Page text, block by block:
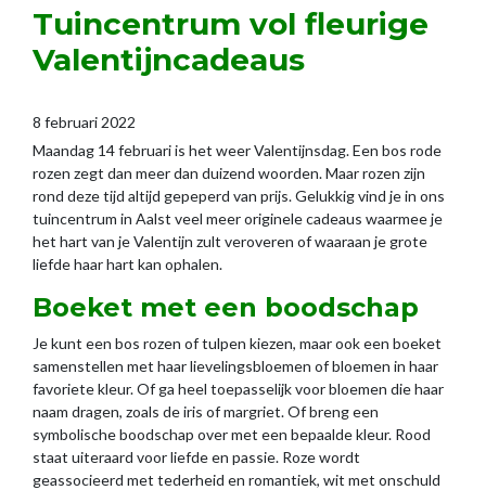
Tuincentrum vol fleurige
Valentijncadeaus
8 februari 2022
Maandag 14 februari is het weer Valentijnsdag. Een bos rode
rozen zegt dan meer dan duizend woorden. Maar rozen zijn
rond deze tijd altijd gepeperd van prijs. Gelukkig vind je in ons
tuincentrum in Aalst veel meer originele cadeaus waarmee je
het hart van je Valentijn zult veroveren of waaraan je grote
liefde haar hart kan ophalen.
Boeket met een boodschap
Je kunt een bos rozen of tulpen kiezen, maar ook een boeket
samenstellen met haar lievelingsbloemen of bloemen in haar
favoriete kleur. Of ga heel toepasselijk voor bloemen die haar
naam dragen, zoals de iris of margriet. Of breng een
symbolische boodschap over met een bepaalde kleur. Rood
staat uiteraard voor liefde en passie. Roze wordt
geassocieerd met tederheid en romantiek, wit met onschuld